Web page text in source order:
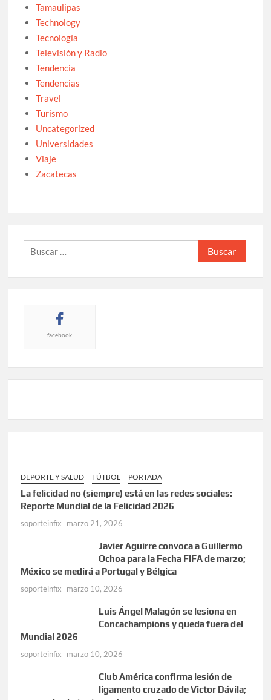
Tamaulipas
Technology
Tecnología
Televisión y Radio
Tendencia
Tendencias
Travel
Turismo
Uncategorized
Universidades
Viaje
Zacatecas
Buscar:
facebook
DEPORTE Y SALUD FÚTBOL PORTADA
La felicidad no (siempre) está en las redes sociales:
Reporte Mundial de la Felicidad 2026
soporteinfix marzo 21, 2026
Javier Aguirre convoca a Guillermo
Ochoa para la Fecha FIFA de marzo;
México se medirá a Portugal y Bélgica
soporteinfix marzo 10, 2026
Luis Ángel Malagón se lesiona en
Concachampions y queda fuera del
Mundial 2026
soporteinfix marzo 10, 2026
Club América confirma lesión de
ligamento cruzado de Victor Dávila;